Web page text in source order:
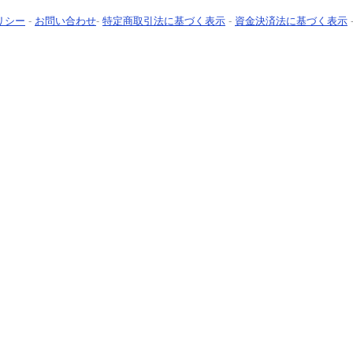
シー - お問い合わせ- 特定商取引法に基づく表示 - 資金決済法に基づく表示 -